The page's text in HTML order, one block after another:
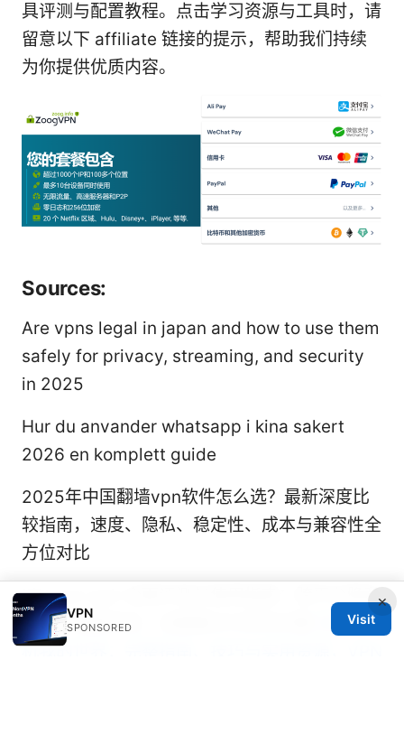
具评测与配置教程。点击学习资源与工具时，请
留意以下 affiliate 链接的提示，帮助我们持续
为你提供优质内容。
Sources:
Are vpns legal in japan and how to use them
safely for privacy, streaming, and security
in 2025
Hur du anvander whatsapp i kina sakert
2026 en komplett guide
2025年中国翻墙vpn软件怎么选？最新深度比
较指南，速度、隐私、稳定性、成本与兼容性全
方位对比
Net vpn apk 全面评测与使用指南：跨平台隐私
保护、速度测试、设置要点与常见问题
蓝盾联
机我的世界：完整指南、技巧与实用资源，VPN
×
VPN
SPONSORED
Visit